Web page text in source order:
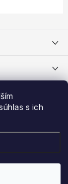
s ich
údajov